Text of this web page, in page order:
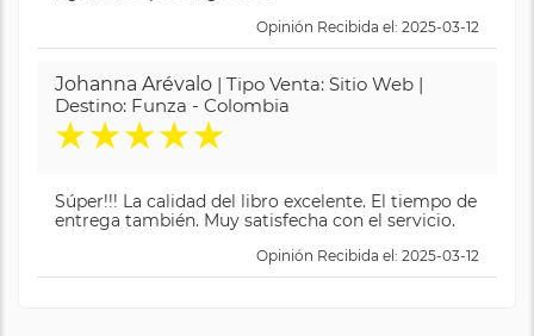
Opinión Recibida el: 2025-03-12
Johanna Arévalo | Tipo Venta: Sitio Web |
Destino: Funza - Colombia
★★★★★
Súper!!! La calidad del libro excelente. El tiempo de
entrega también. Muy satisfecha con el servicio.
Opinión Recibida el: 2025-03-12